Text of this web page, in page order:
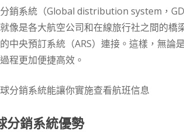
銷系統（Global distribution system，
像是各大航空公司和在線旅行社之間的
中央預訂系統（ARS）連接。這樣，無
程更加便捷高效。
分銷系統優勢